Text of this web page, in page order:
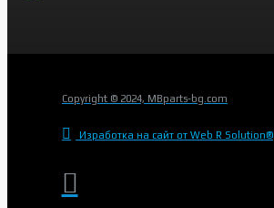
Copyright © 2024, MBparts-bg.com
Изработка на сайт от Web R Solution®